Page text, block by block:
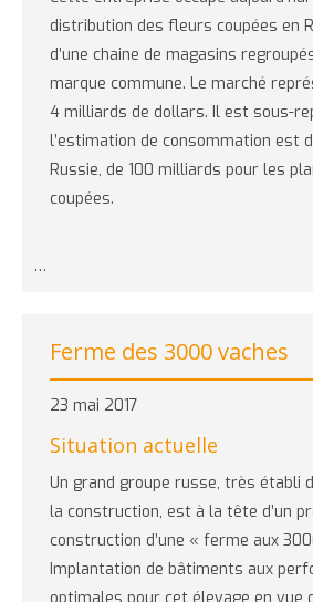
distribution des fleurs coupées en
d’une chaine de magasins
marque commune. Le marché
4 milliards de dollars. Il est sous-
l’estimation de consommation est
Russie, de 100 milliards pour les
coupées.
…
Ferme des 3000 vaches
23 mai 2017
Situation actuelle
Un grand groupe russe, très établi
la construction, est à la tête d’un
construction d’une « ferme aux
Implantation de bâtiments aux